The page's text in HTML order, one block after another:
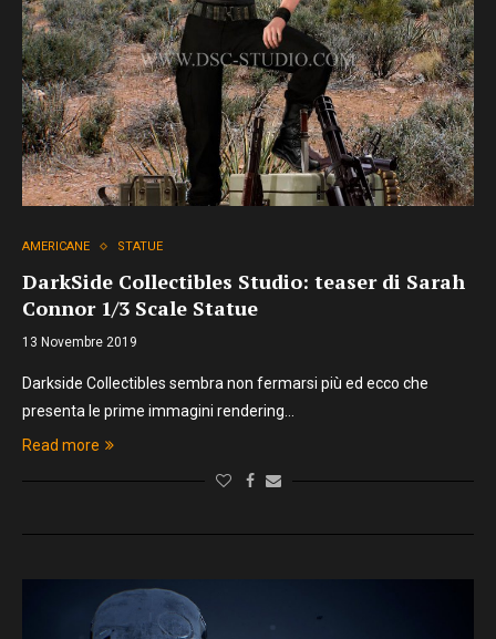
AMERICANE STATUE
DarkSide Collectibles Studio: teaser di Sarah
Connor 1/3 Scale Statue
13 Novembre 2019
Darkside Collectibles sembra non fermarsi più ed ecco che
presenta le prime immagini rendering…
Read more